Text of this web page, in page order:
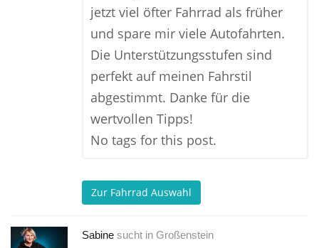
jetzt viel öfter Fahrrad als früher
und spare mir viele Autofahrten.
Die Unterstützungsstufen sind
perfekt auf meinen Fahrstil
abgestimmt. Danke für die
wertvollen Tipps!
No tags for this post.
Zur Fahrrad Auswahl
Sabine sucht in Großenstein